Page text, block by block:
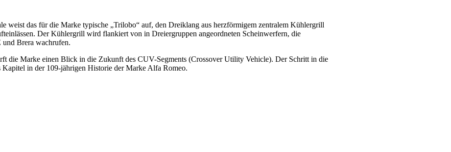
weist das für die Marke typische „Trilobo“ auf, den Dreiklang aus herzförmigem zentralem Kühlergrill
Der Kühlergrill wird flankiert von in Dreiergruppen angeordneten Scheinwerfern, die
und Brera wachrufen.
die Marke einen Blick in die Zukunft des CUV-Segments (Crossover Utility Vehicle). Der Schritt in die
in der 109-jährigen Historie der Marke Alfa Romeo.